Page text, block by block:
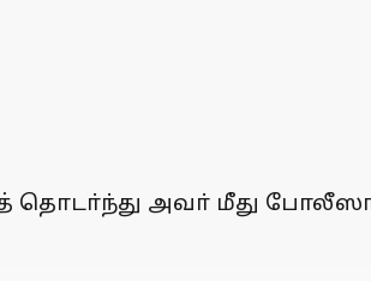
தொடா்ந்து அவா் மீது